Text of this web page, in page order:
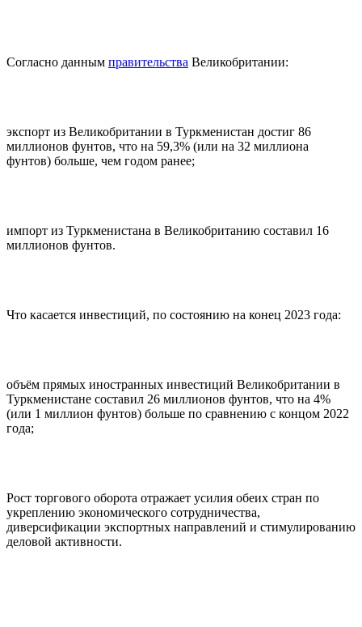
Согласно данным правительства Великобритании:
экспорт из Великобритании в Туркменистан достиг 86
миллионов фунтов, что на 59,3% (или на 32 миллиона
фунтов) больше, чем годом ранее;
импорт из Туркменистана в Великобританию составил 16
миллионов фунтов.
Что касается инвестиций, по состоянию на конец 2023 года:
объём прямых иностранных инвестиций Великобритании в
Туркменистане составил 26 миллионов фунтов, что на 4%
(или 1 миллион фунтов) больше по сравнению с концом 2022
года;
Рост торгового оборота отражает усилия обеих стран по
укреплению экономического сотрудничества,
диверсификации экспортных направлений и стимулированию
деловой активности.